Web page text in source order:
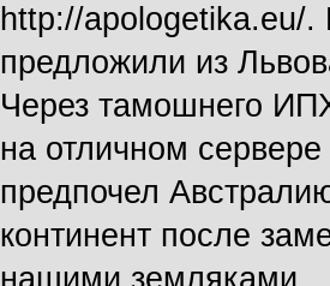
http://apologetika.eu/
предложили из
Через тамошнего
на отличном
предпочел
континент после
нашими земляками.